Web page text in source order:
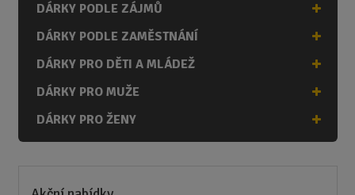
DÁRKY PODLE ZÁJMŮ
DÁRKY PODLE ZAMĚSTNÁNÍ
DÁRKY PRO DĚTI A MLÁDEŽ
DÁRKY PRO MUŽE
DÁRKY PRO ŽENY